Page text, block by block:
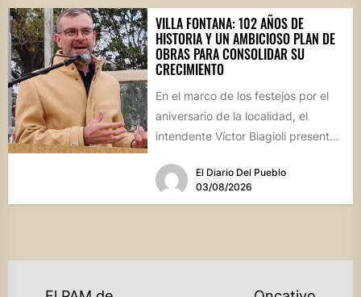
VILLA FONTANA: 102 AÑOS DE
HISTORIA Y UN AMBICIOSO PLAN DE
OBRAS PARA CONSOLIDAR SU
CRECIMIENTO
En el marco de los festejos por el
aniversario de la localidad, el
intendente Víctor Biagioli presentó
El Diario Del Pueblo
03/08/2026